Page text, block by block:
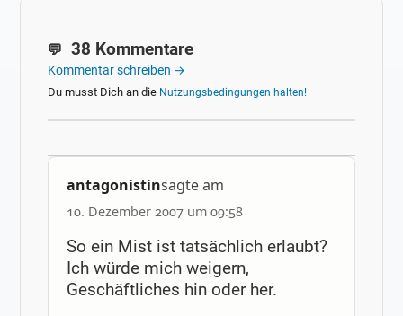
38 Kommentare
Kommentar schreiben →
Du musst Dich an die Nutzungsbedingungen halten!
antagonistinsagte am
10. Dezember 2007 um 09:58
So ein Mist ist tatsächlich erlaubt?
Ich würde mich weigern,
Geschäftliches hin oder her.